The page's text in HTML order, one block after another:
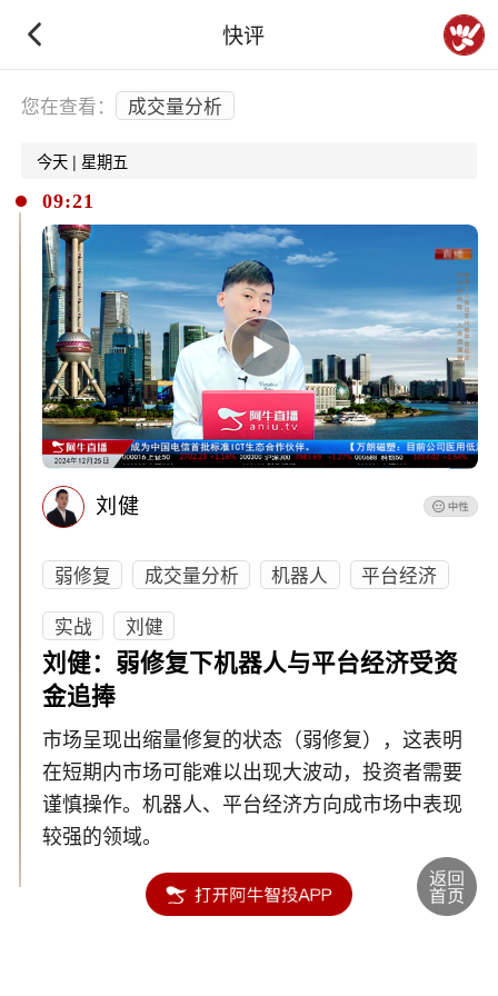
快评
下拉刷新
您在查看： 成交量分析
今天 | 星期五
09:21
刘健
弱修复 成交量分析 机器人
平台经济
实战
刘健
刘健：弱修复下机器人与平台经济受资
金追捧
市场呈现出缩量修复的状态（弱修复），这表明
在短期内市场可能难以出现大波动，投资者需要
谨慎操作。机器人、平台经济方向成市场中表现
较强的领域。